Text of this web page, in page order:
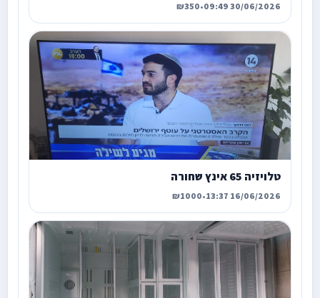
30/06/2026 09:49
•
₪350
טלויזיה 65 אינץ שחורה
16/06/2026 13:37
•
₪1000